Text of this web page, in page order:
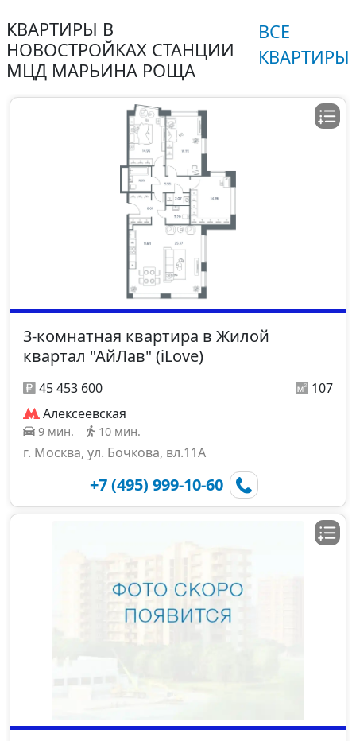
КВАРТИРЫ В
НОВОСТРОЙКАХ СТАНЦИИ
МЦД МАРЬИНА РОЩА
ВСЕ
КВАРТИРЫ
3-комнатная квартира в Жилой
квартал "АйЛав" (iLove)
45 453 600
107
Алексеевская
9 мин. 10 мин.
г. Москва, ул. Бочкова, вл.11А
+7 (495) 999-10-60